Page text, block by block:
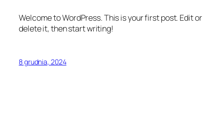
Welcome to WordPress. This is your first post. Edit or
delete it, then start writing!
8 grudnia, 2024